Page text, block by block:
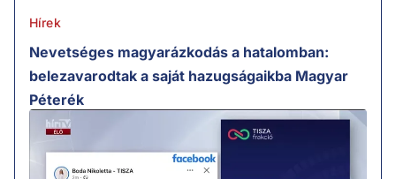
Hírek
Nevetséges magyarázkodás a hatalomban:
belezavarodtak a saját hazugságaikba Magyar
Péterék